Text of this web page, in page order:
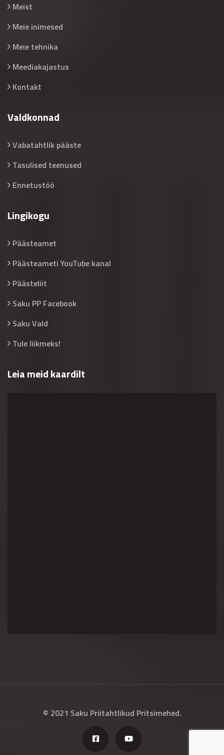
Meist
Meie inimesed
Meie tehnika
Meediakajastus
Kontakt
Valdkonnad
Vabatahtlik pääste
Tasulised teenused
Ennetustöö
Lingikogu
Päästeamet
Päästeameti YouTube kanal
Päästeliit
Saku PP Facebook
Saku Vald
Tule liikmeks!
Leia meid kaardilt
© 2021 Saku Priitahtlikud Pritsimehed.